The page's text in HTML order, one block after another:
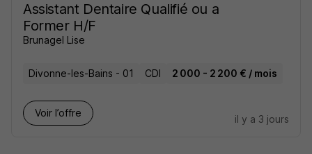
Assistant Dentaire Qualifié ou a
Former H/F
Brunagel Lise
Divonne-les-Bains - 01 CDI 2 000 - 2 200 € / mois
Voir l’offre
il y a 3 jours